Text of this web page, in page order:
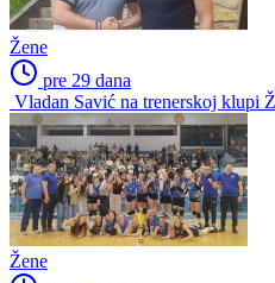
Žene
pre 29 dana
Vladan Savić na trenerskoj klupi
Žene